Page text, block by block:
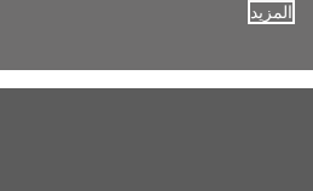
المزيد